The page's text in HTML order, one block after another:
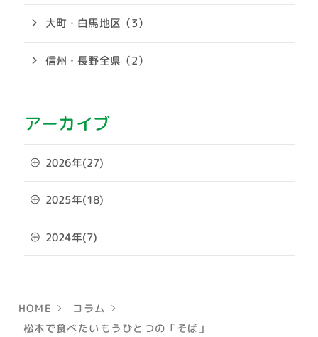
大町・白馬地区（3）
信州・長野全県（2）
アーカイブ
2026年(27)
2025年(18)
2024年(7)
HOME コラム
松本で食べたいもうひとつの「そば」